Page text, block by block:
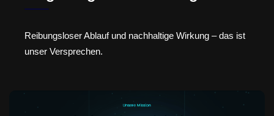
Reibungsloser Ablauf und nachhaltige Wirkung – das ist
unser Versprechen.